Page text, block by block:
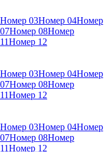
Номер 03Номер 04Номер
Номер 08Номер
Номер 12
Номер 03Номер 04Номер
Номер 08Номер
Номер 12
Номер 03Номер 04Номер
Номер 08Номер
Номер 12